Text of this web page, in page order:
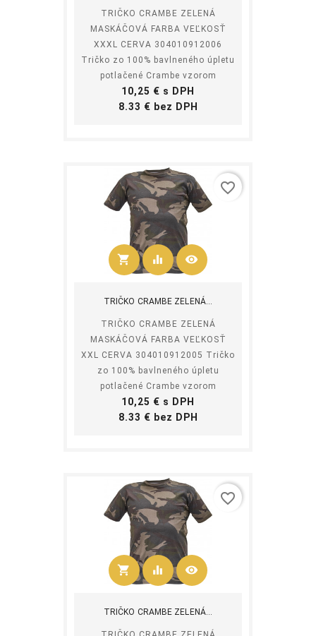
TRIČKO CRAMBE ZELENÁ
MASKÁČOVÁ FARBA VEĽKOSŤ
XXXL CERVA 304010912006
Tričko zo 100% bavlneného úpletu
potlačené Crambe vzorom
Cena
10,25 € s DPH
8.33 € bez DPH
shopping_cart
Kúpiť
equalizer visibility
TRIČKO CRAMBE ZELENÁ...
TRIČKO CRAMBE ZELENÁ
MASKÁČOVÁ FARBA VEĽKOSŤ
XXL CERVA 304010912005 Tričko
zo 100% bavlneného úpletu
potlačené Crambe vzorom
Cena
10,25 € s DPH
8.33 € bez DPH
favorite_border
shopping_cart
Kúpiť
equalizer visibility
TRIČKO CRAMBE ZELENÁ...
favorite_border